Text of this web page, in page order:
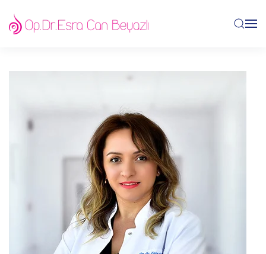
Skip to main content